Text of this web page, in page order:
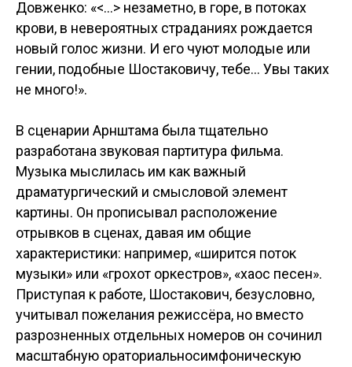
Довженко: «<...> незаметно, в горе, в потоках
крови, в невероятных страданиях рождается
новый голос жизни. И его чуют молодые или
гении, подобные Шостаковичу, тебе... Увы таких
не много!».
В сценарии Арнштама была тщательно
разработана звуковая партитура фильма.
Музыка мыслилась им как важный
драматургический и смысловой элемент
картины. Он прописывал расположение
отрывков в сценах, давая им общие
характеристики: например, «ширится поток
музыки» или «грохот оркестров», «хаос песен».
Приступая к работе, Шостакович, безусловно,
учитывал пожелания режиссёра, но вместо
разрозненных отдельных номеров он сочинил
масштабную ораториальносимфоническую